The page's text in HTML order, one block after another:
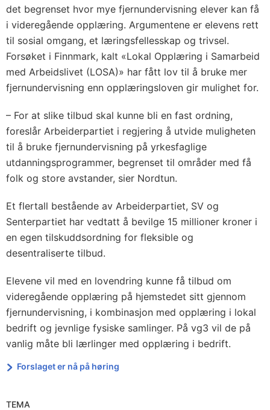
det begrenset hvor mye fjernundervisning elever kan få
i videregående opplæring. Argumentene er elevens rett
til sosial omgang, et læringsfellesskap og trivsel.
Forsøket i Finnmark, kalt «Lokal Opplæring i Samarbeid
med Arbeidslivet (LOSA)» har fått lov til å bruke mer
fjernundervisning enn opplæringsloven gir mulighet for.
– For at slike tilbud skal kunne bli en fast ordning,
foreslår Arbeiderpartiet i regjering å utvide muligheten
til å bruke fjernundervisning på yrkesfaglige
utdanningsprogrammer, begrenset til områder med få
folk og store avstander, sier Nordtun.
Et flertall bestående av Arbeiderpartiet, SV og
Senterpartiet har vedtatt å bevilge 15 millioner kroner i
en egen tilskuddsordning for fleksible og
desentraliserte tilbud.
Elevene vil med en lovendring kunne få tilbud om
videregående opplæring på hjemstedet sitt gjennom
fjernundervisning, i kombinasjon med opplæring i lokal
bedrift og jevnlige fysiske samlinger. På vg3 vil de på
vanlig måte bli lærlinger med opplæring i bedrift.
Forslaget er nå på høring
TEMA